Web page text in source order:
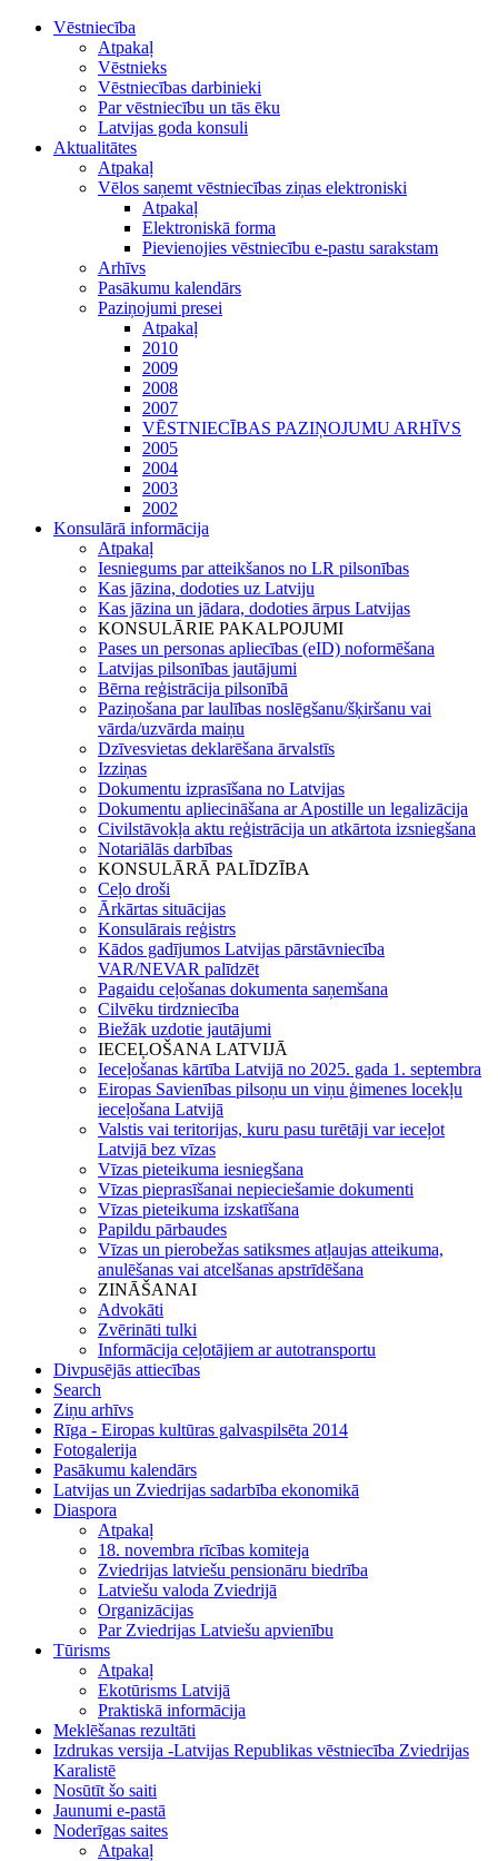
Vēstniecība
Atpakaļ
Vēstnieks
Vēstniecības darbinieki
Par vēstniecību un tās ēku
Latvijas goda konsuli
Aktualitātes
Atpakaļ
Vēlos saņemt vēstniecības ziņas elektroniski
Atpakaļ
Elektroniskā forma
Pievienojies vēstniecību e-pastu sarakstam
Arhīvs
Pasākumu kalendārs
Paziņojumi presei
Atpakaļ
2010
2009
2008
2007
VĒSTNIECĪBAS PAZIŅOJUMU ARHĪVS
2005
2004
2003
2002
Konsulārā informācija
Atpakaļ
Iesniegums par atteikšanos no LR pilsonības
Kas jāzina, dodoties uz Latviju
Kas jāzina un jādara, dodoties ārpus Latvijas
KONSULĀRIE PAKALPOJUMI
Pases un personas apliecības (eID) noformēšana
Latvijas pilsonības jautājumi
Bērna reģistrācija pilsonībā
Paziņošana par laulības noslēgšanu/šķiršanu vai
vārda/uzvārda maiņu
Dzīvesvietas deklarēšana ārvalstīs
Izziņas
Dokumentu izprasīšana no Latvijas
Dokumentu apliecināšana ar Apostille un legalizācija
Civilstāvokļa aktu reģistrācija un atkārtota izsniegšana
Notariālās darbības
KONSULĀRĀ PALĪDZĪBA
Ceļo droši
Ārkārtas situācijas
Konsulārais reģistrs
Kādos gadījumos Latvijas pārstāvniecība
VAR/NEVAR palīdzēt
Pagaidu ceļošanas dokumenta saņemšana
Cilvēku tirdzniecība
Biežāk uzdotie jautājumi
IECEĻOŠANA LATVIJĀ
Ieceļošanas kārtība Latvijā no 2025. gada 1. septembra
Eiropas Savienības pilsoņu un viņu ģimenes locekļu
ieceļošana Latvijā
Valstis vai teritorijas, kuru pasu turētāji var ieceļot
Latvijā bez vīzas
Vīzas pieteikuma iesniegšana
Vīzas pieprasīšanai nepieciešamie dokumenti
Vīzas pieteikuma izskatīšana
Papildu pārbaudes
Vīzas un pierobežas satiksmes atļaujas atteikuma,
anulēšanas vai atcelšanas apstrīdēšana
ZINĀŠANAI
Advokāti
Zvērināti tulki
Informācija ceļotājiem ar autotransportu
Divpusējās attiecības
Search
Ziņu arhīvs
Rīga - Eiropas kultūras galvaspilsēta 2014
Fotogalerija
Pasākumu kalendārs
Latvijas un Zviedrijas sadarbība ekonomikā
Diaspora
Atpakaļ
18. novembra rīcības komiteja
Zviedrijas latviešu pensionāru biedrība
Latviešu valoda Zviedrijā
Organizācijas
Par Zviedrijas Latviešu apvienību
Tūrisms
Atpakaļ
Ekotūrisms Latvijā
Praktiskā informācija
Meklēšanas rezultāti
Izdrukas versija -Latvijas Republikas vēstniecība Zviedrijas
Karalistē
Nosūtīt šo saiti
Jaunumi e-pastā
Noderīgas saites
Atpakaļ